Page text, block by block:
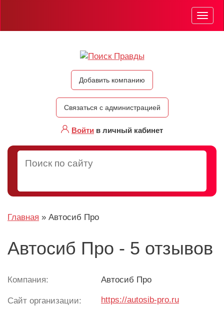
Добавить компанию
Связаться с администрацией
Войти в личный кабинет
Меню
Главная » Автосиб Про
Автосиб Про - 5 отзывов
Компания: Автосиб Про
Сайт организации: https://autosib-pro.ru